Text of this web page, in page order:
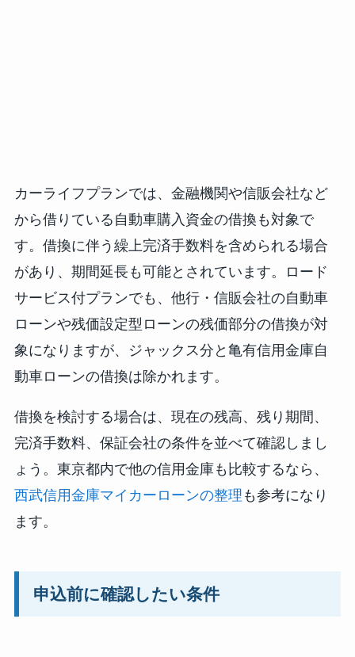
カーライフプランでは、金融機関や信販会社など
から借りている自動車購入資金の借換も対象で
す。借換に伴う繰上完済手数料を含められる場合
があり、期間延長も可能とされています。ロード
サービス付プランでも、他行・信販会社の自動車
ローンや残価設定型ローンの残価部分の借換が対
象になりますが、ジャックス分と亀有信用金庫自
動車ローンの借換は除かれます。
借換を検討する場合は、現在の残高、残り期間、
完済手数料、保証会社の条件を並べて確認しまし
ょう。東京都内で他の信用金庫も比較するなら、
西武信用金庫マイカーローンの整理も参考になり
ます。
申込前に確認したい条件